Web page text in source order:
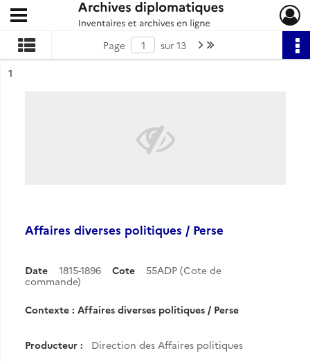
Archives diplomatiques
Ouvrir le menu déroulant
Page sur 13 Page suivante : 1/13
n°
1
Affaires diverses politiques / Perse
Date 1815-1896 Cote
55ADP (Cote de
commande)
Contexte : Affaires diverses politiques / Perse
Producteur : Direction des Affaires politiques